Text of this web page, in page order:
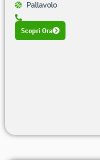
Pallavolo
Scopri Ora